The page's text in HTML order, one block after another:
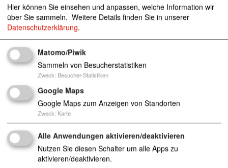
kita-flintbek@awo-sh.de
Kindertageseinrichtungen (Kinderkrippen, Kinderg
ärten und Horteinrichtungen)
Hier können Sie einsehen und anpassen, welche Information wir
über Sie sammeln. Weitere Details finden Sie in unserer
Datenschutzerklärung.
Matomo/Piwik
Sammeln von Besucherstatistiken
Zweck: Besucher-Statistiken
Google Maps
Google Maps zum Anzeigen von Standorten
Zweck: Karte
Alle Anwendungen aktivieren/deaktivieren
Nutzen Sie diesen Schalter um alle Apps zu
aktivieren/deaktivieren.